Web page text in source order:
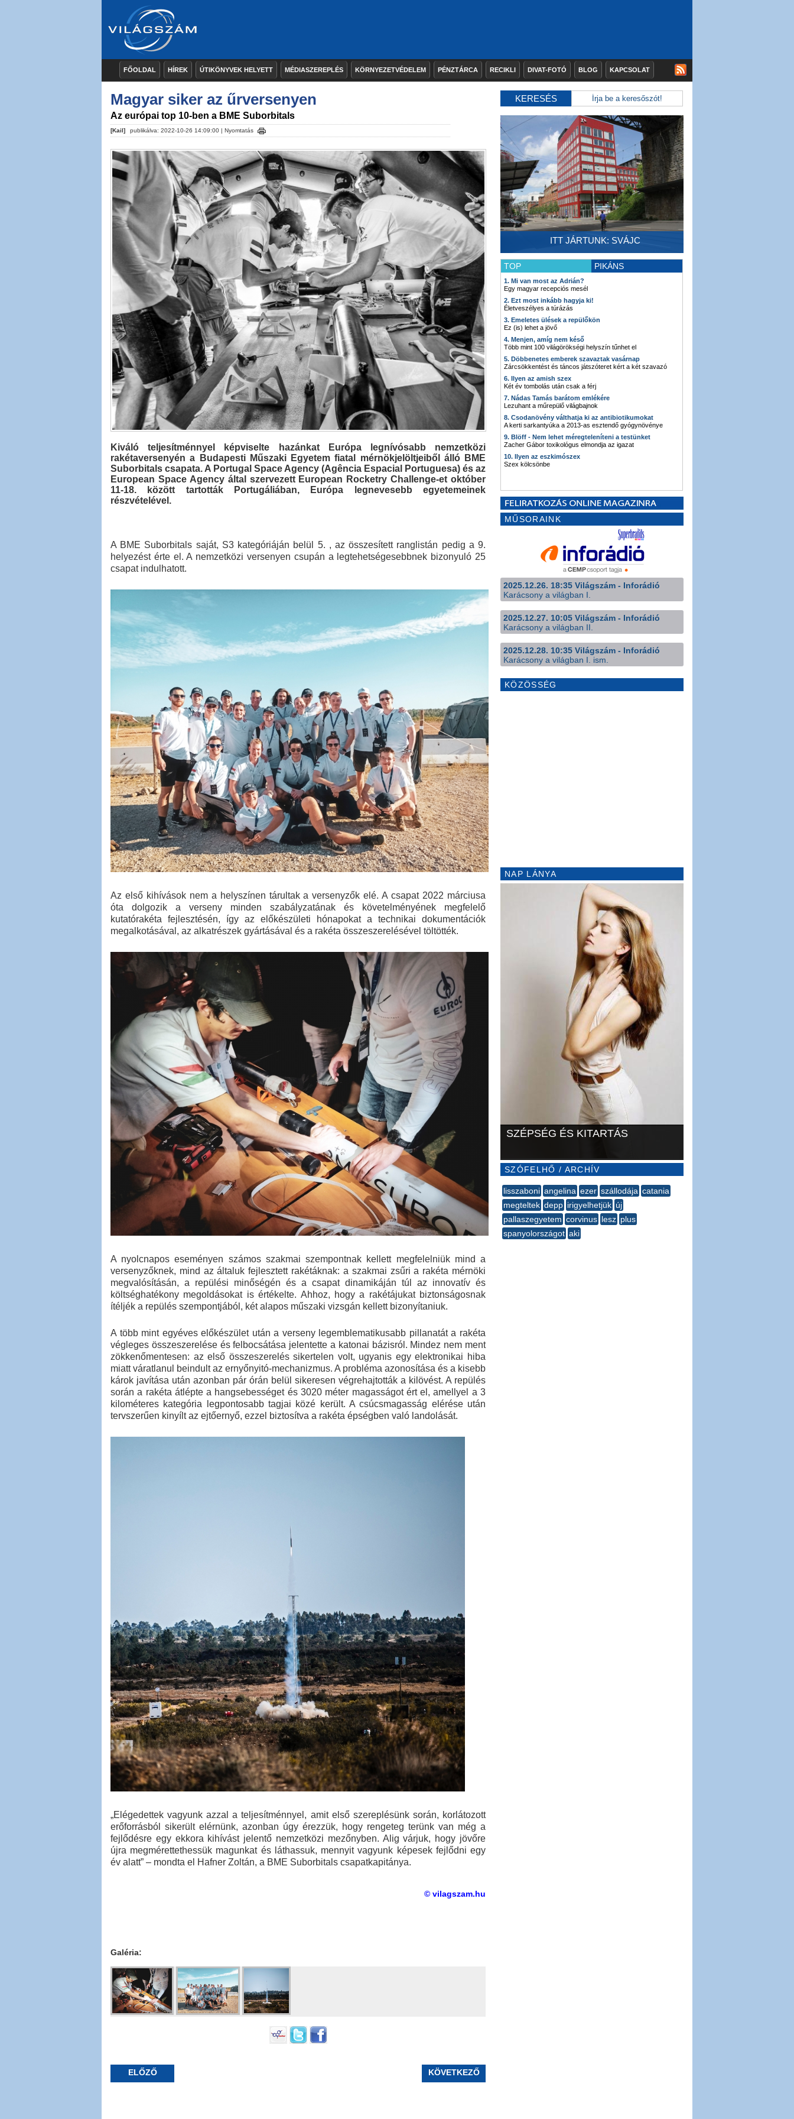
FŐOLDAL HÍREK ÚTIKÖNYVEK HELYETT MÉDIASZEREPLÉS KÖRNYEZETVÉDELEM PÉNZTÁRCA RECIKLI DIVAT-FOTÓ BLOG KAPCSOLAT
Magyar siker az űrversenyen
Az európai top 10-ben a BME Suborbitals
[Kail] publikálva: 2022-10-26 14:09:00 | Nyomtatás
Kiváló teljesítménnyel képviselte hazánkat Európa legnívósabb nemzetközi
rakétaversenyén a Budapesti Műszaki Egyetem fiatal mérnökjelöltjeiből álló BME
Suborbitals csapata. A Portugal Space Agency (Agência Espacial Portuguesa) és az
European Space Agency által szervezett European Rocketry Challenge-et október
11-18. között tartották Portugáliában, Európa legnevesebb egyetemeinek
részvételével.
A BME Suborbitals saját, S3 kategóriáján belül 5. , az összesített ranglistán pedig a 9.
helyezést érte el. A nemzetközi versenyen csupán a legtehetségesebbnek bizonyuló 25
csapat indulhatott.
Az első kihívások nem a helyszínen tárultak a versenyzők elé. A csapat 2022 márciusa
óta dolgozik a verseny minden szabályzatának és követelményének megfelelő
kutatórakéta fejlesztésén, így az előkészületi hónapokat a technikai dokumentációk
megalkotásával, az alkatrészek gyártásával és a rakéta összeszerelésével töltötték.
A nyolcnapos eseményen számos szakmai szempontnak kellett megfelelniük mind a
versenyzőknek, mind az általuk fejlesztett rakétáknak: a szakmai zsűri a rakéta mérnöki
megvalósításán, a repülési minőségén és a csapat dinamikáján túl az innovatív és
költséghatékony megoldásokat is értékelte. Ahhoz, hogy a rakétájukat biztonságosnak
ítéljék a repülés szempontjából, két alapos műszaki vizsgán kellett bizonyítaniuk.
A több mint egyéves előkészület után a verseny legemblematikusabb pillanatát a rakéta
végleges összeszerelése és felbocsátása jelentette a katonai bázisról. Mindez nem ment
zökkenőmentesen: az első összeszerelés sikertelen volt, ugyanis egy elektronikai hiba
miatt váratlanul beindult az ernyőnyitó-mechanizmus. A probléma azonosítása és a kisebb
károk javítása után azonban pár órán belül sikeresen végrehajtották a kilövést. A repülés
során a rakéta átlépte a hangsebességet és 3020 méter magasságot ért el, amellyel a 3
kilométeres kategória legpontosabb tagjai közé került. A csúcsmagasság elérése után
tervszerűen kinyílt az ejtőernyő, ezzel biztosítva a rakéta épségben való landolását.
„Elégedettek vagyunk azzal a teljesítménnyel, amit első szereplésünk során, korlátozott
erőforrásból sikerült elérnünk, azonban úgy érezzük, hogy rengeteg terünk van még a
fejlődésre egy ekkora kihívást jelentő nemzetközi mezőnyben. Alig várjuk, hogy jövőre
újra megmérettethessük magunkat és láthassuk, mennyit vagyunk képesek fejlődni egy
év alatt” – mondta el Hafner Zoltán, a BME Suborbitals csapatkapitánya.
© vilagszam.hu
Galéria:
ELŐZŐ KÖVETKEZŐ
KERESÉS
ITT JÁRTUNK: SVÁJC
TOP PIKÁNS
1. Mi van most az Adrián?
Egy magyar recepciós mesél
2. Ezt most inkább hagyja ki!
Életveszélyes a túrázás
3. Emeletes ülések a repülőkön
Ez (is) lehet a jövő
4. Menjen, amíg nem késő
Több mint 100 világörökségi helyszín tűnhet el
5. Döbbenetes emberek szavaztak vasárnap
Zárcsökkentést és táncos játszóteret kért a két szavazó
6. Ilyen az amish szex
Két év tombolás után csak a férj
7. Nádas Tamás barátom emlékére
Lezuhant a műrepülő világbajnok
8. Csodanövény válthatja ki az antibiotikumokat
A kerti sarkantyúka a 2013-as esztendő gyógynövénye
9. Blöff - Nem lehet méregteleníteni a testünket
Zacher Gábor toxikológus elmondja az igazat
10. Ilyen az eszkimószex
Szex kölcsönbe
MŰSORAINK
2025.12.26. 18:35 Világszám - Inforádió
Karácsony a világban I.
2025.12.27. 10:05 Világszám - Inforádió
Karácsony a világban II.
2025.12.28. 10:35 Világszám - Inforádió
Karácsony a világban I. ism.
KÖZÖSSÉG
NAP LÁNYA
SZÉPSÉG ÉS KITARTÁS
SZÓFELHŐ / ARCHÍV
lisszaboni angelina ezer szállodája catania
megteltek depp irigyelhetjük új
pallaszegyetem corvinus lesz plus
spanyolországot aki